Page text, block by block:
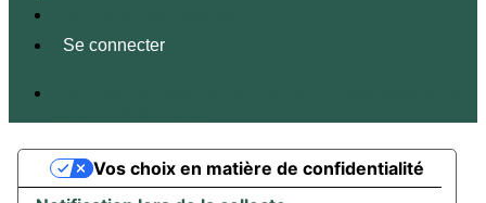
Se connecter
Vos choix en matière de confidentialité